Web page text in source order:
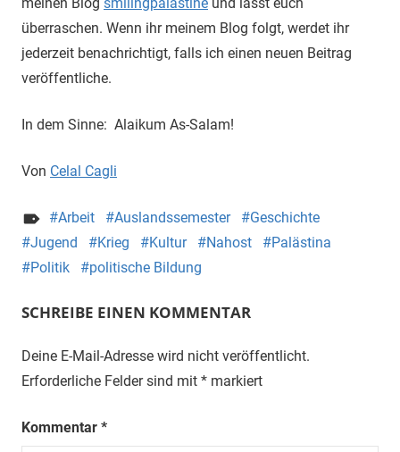
überraschen. Wenn ihr meinem Blog folgt, werdet ihr
jederzeit benachrichtigt, falls ich einen neuen Beitrag
veröffentliche.
In dem Sinne: Alaikum As-Salam!
Von Celal Cagli
Arbeit Auslandssemester
Geschichte
Jugend
Krieg Kultur Nahost
Palästina
Politik
politische Bildung
SCHREIBE EINEN KOMMENTAR
Deine E-Mail-Adresse wird nicht veröffentlicht.
Erforderliche Felder sind mit * markiert
Kommentar *